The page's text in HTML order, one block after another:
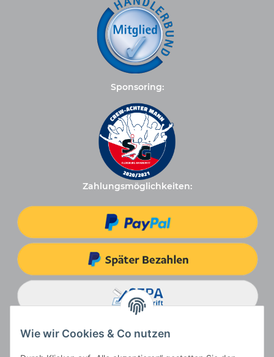
Sponsoring:
Zahlungsmöglichkeiten:
Wie wir Cookies & Co nutzen